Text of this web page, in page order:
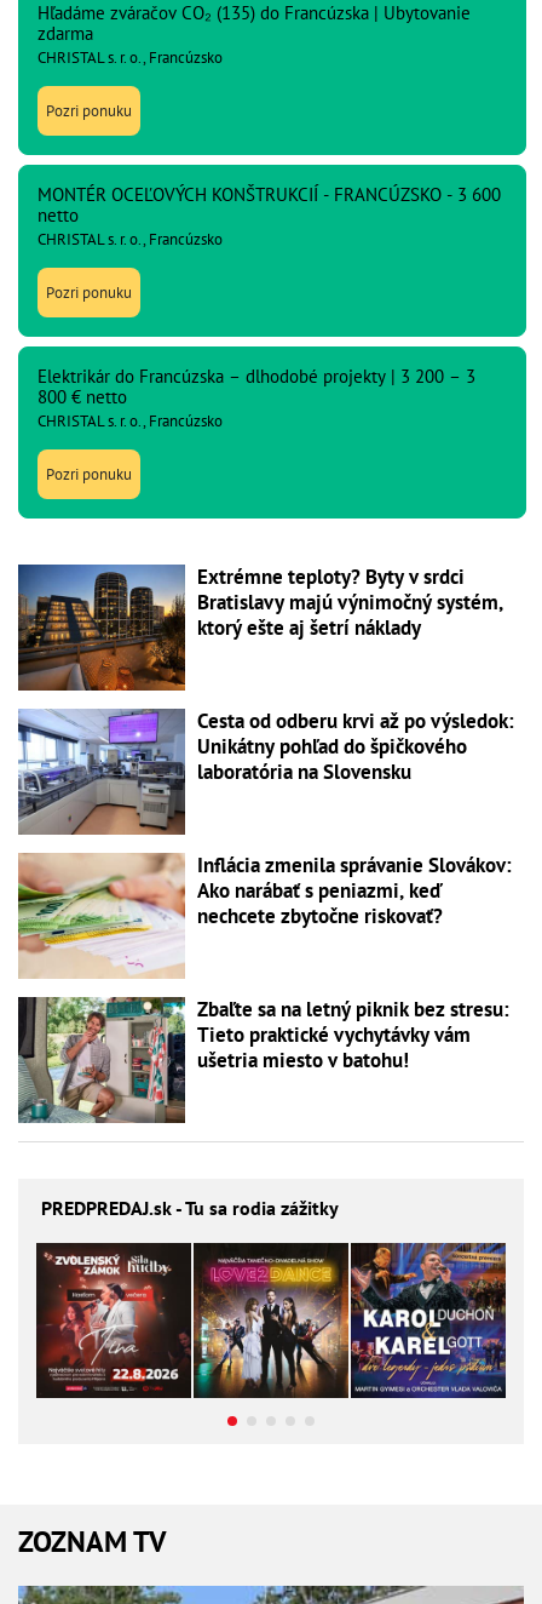
Hľadáme zváračov CO₂ (135) do Francúzska | Ubytovanie
zdarma
CHRISTAL s. r. o., Francúzsko
Pozri ponuku
MONTÉR OCEĽOVÝCH KONŠTRUKCIÍ - FRANCÚZSKO - 3 600
netto
CHRISTAL s. r. o., Francúzsko
Pozri ponuku
Elektrikár do Francúzska – dlhodobé projekty | 3 200 – 3
800 € netto
CHRISTAL s. r. o., Francúzsko
Pozri ponuku
Extrémne teploty? Byty v srdci
Bratislavy majú výnimočný systém,
ktorý ešte aj šetrí náklady
Cesta od odberu krvi až po výsledok:
Unikátny pohľad do špičkového
laboratória na Slovensku
Inflácia zmenila správanie Slovákov:
Ako narábať s peniazmi, keď
nechcete zbytočne riskovať?
Zbaľte sa na letný piknik bez stresu:
Tieto praktické vychytávky vám
ušetria miesto v batohu!
PREDPREDAJ.sk - Tu sa rodia zážitky
ZOZNAM TV